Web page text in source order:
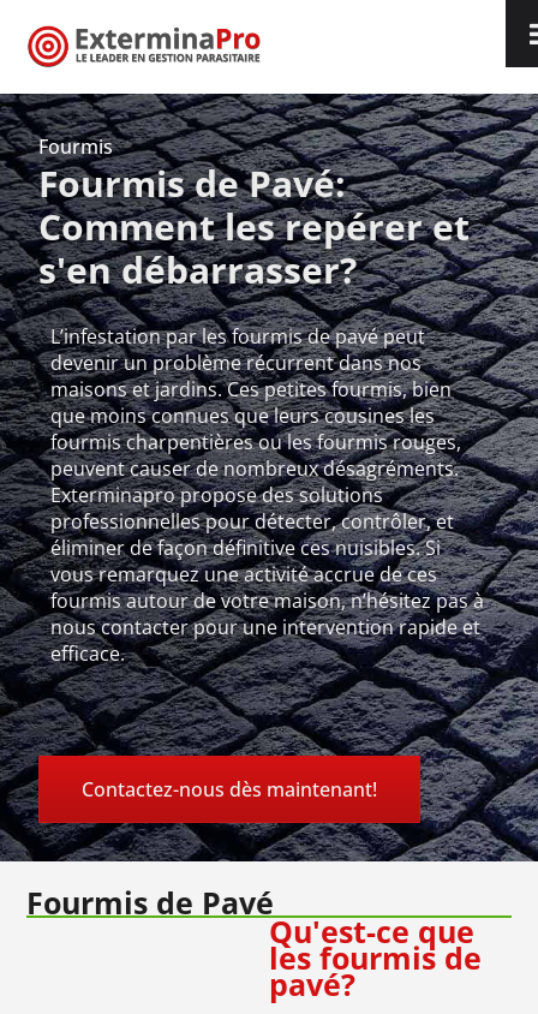
Fourmis
Fourmis de Pavé:
Comment les repérer et
s'en débarrasser?
L’infestation par les fourmis de pavé peut
devenir un problème récurrent dans nos
maisons et jardins. Ces petites fourmis, bien
que moins connues que leurs cousines les
fourmis charpentières ou les fourmis rouges,
peuvent causer de nombreux désagréments.
Exterminapro propose des solutions
professionnelles pour détecter, contrôler, et
éliminer de façon définitive ces nuisibles. Si
vous remarquez une activité accrue de ces
fourmis autour de votre maison, n’hésitez pas à
nous contacter pour une intervention rapide et
efficace.
Contactez-nous dès maintenant!
Fourmis de Pavé
Qu'est-ce que
les fourmis de
pavé?